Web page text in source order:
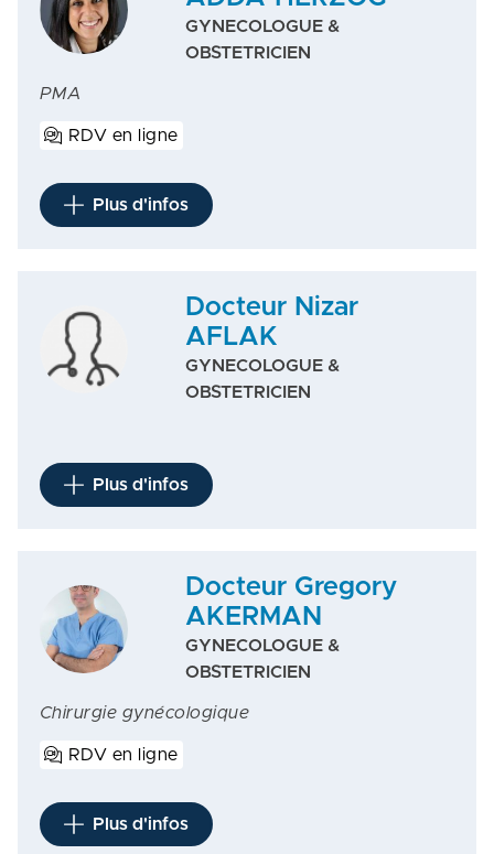
GYNECOLOGUE &
OBSTETRICIEN
PMA
RDV en ligne
Plus d'infos
Docteur Nizar
AFLAK
GYNECOLOGUE &
OBSTETRICIEN
Plus d'infos
Docteur Gregory
AKERMAN
GYNECOLOGUE &
OBSTETRICIEN
Chirurgie gynécologique
RDV en ligne
Plus d'infos